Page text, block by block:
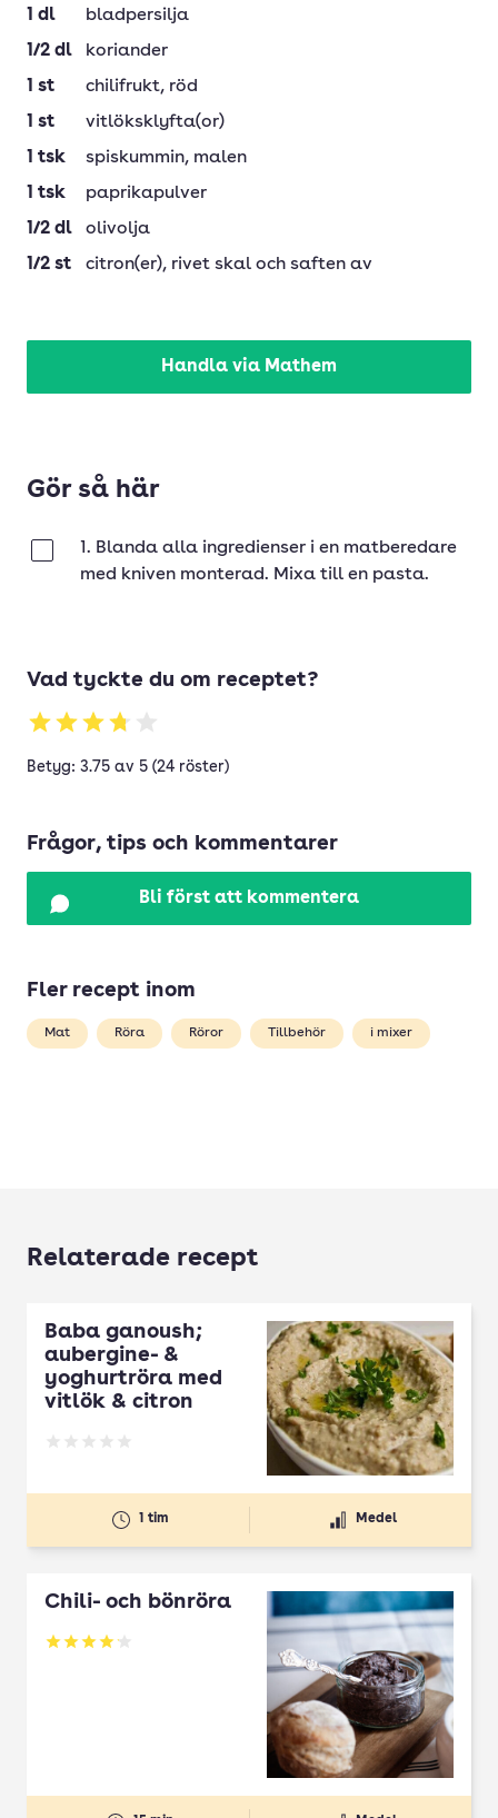
1 dl
bladpersilja
1/2 dl
koriander
1 st chilifrukt, röd
1 st
vitlöksklyfta(or)
1 tsk spiskummin, malen
1 tsk
paprikapulver
1/2 dl
olivolja
1/2 st citron(er), rivet skal och saften av
Handla via Mathem
Gör så här
1. Blanda alla ingredienser i en matberedare
med kniven monterad. Mixa till en pasta.
Vad tyckte du om receptet?
Betyg: 3.75 av 5 (24 röster)
Frågor, tips och kommentarer
Bli först att kommentera
Fler recept inom
Mat Röra Röror Tillbehör i mixer
Relaterade recept
Baba ganoush;
aubergine- &
yoghurtröra med
vitlök & citron
Betyg: 0 av 5
1 tim Medel
Chili- och bönröra
Betyg: 4.12 av 5